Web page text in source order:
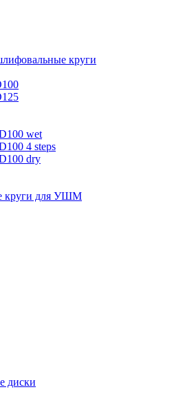
круги
wet
4 steps
dry
круги для УШМ
диски